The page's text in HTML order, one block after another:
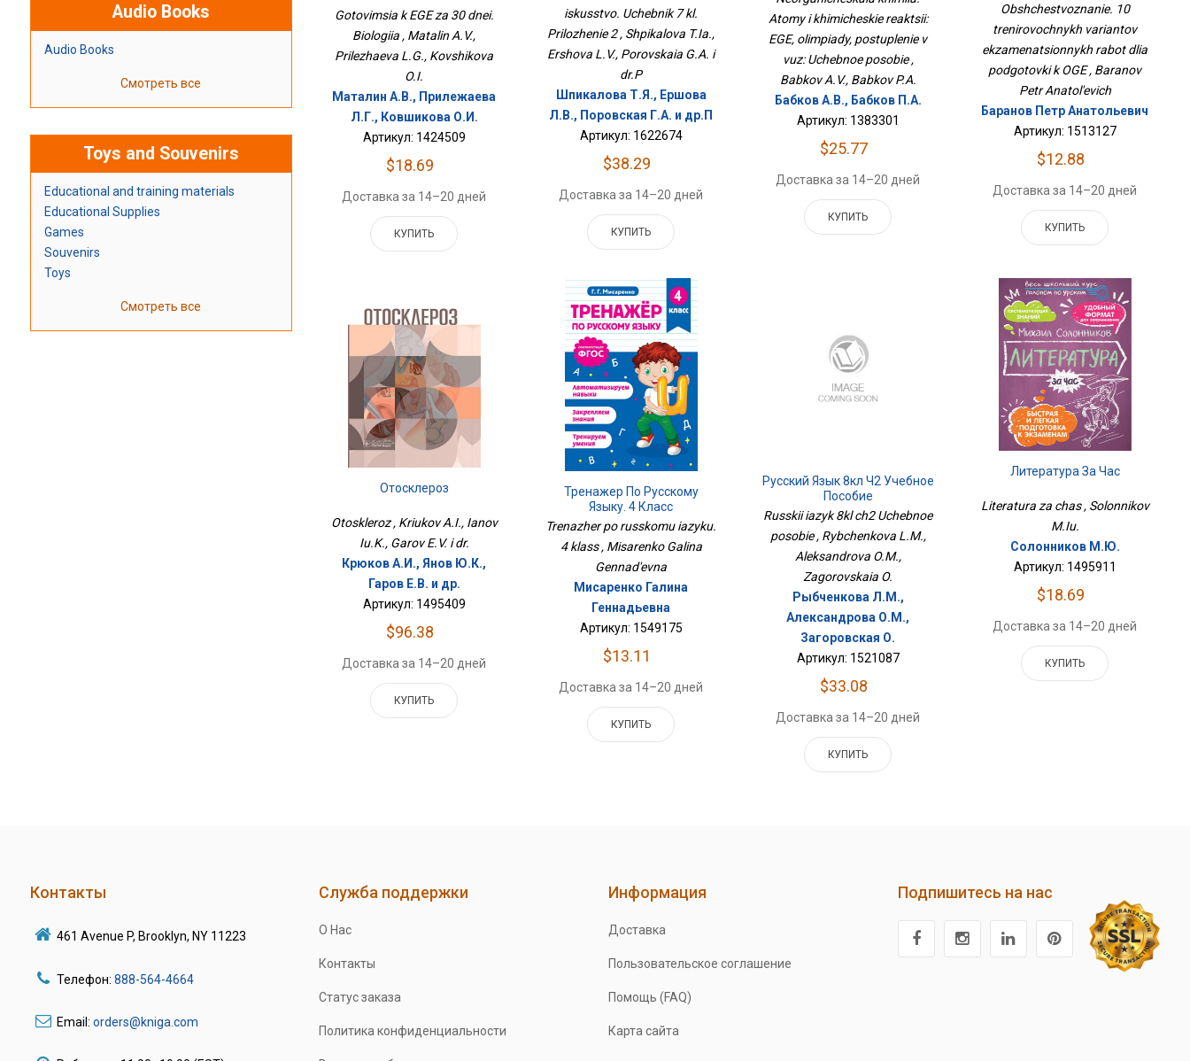
Audio Books
Audio Books
Смотреть все
Toys and Souvenirs
Educational and training materials
Educational Supplies
Games
Souvenirs
Toys
Смотреть все
Gotovimsia k EGE za 30 dnei.
Biologiia , Matalin A.V.,
Prilezhaeva L.G., Kovshikova
O.I.
Маталин А.В., Прилежаева
Л.Г., Ковшикова О.И.
Артикул: 1424509
$18.69
Доставка за 14–20 дней
КУПИТЬ
iskusstvo. Uchebnik 7 kl.
Prilozhenie 2 , Shpikalova T.Ia.,
Ershova L.V., Porovskaia G.A. i
dr.P
Шпикалова Т.Я., Ершова
Л.В., Поровская Г.А. и др.П
Артикул: 1622674
$38.29
Доставка за 14–20 дней
КУПИТЬ
Поступление В Вуз: Учебное
Пособие
Atomy i khimicheskie reaktsii:
EGE, olimpiady, postuplenie v
vuz: Uchebnoe posobie ,
Babkov A.V., Babkov P.A.
Бабков А.В., Бабков П.А.
Артикул: 1383301
$25.77
Доставка за 14–20 дней
КУПИТЬ
Для Подготовки К ОГЭ
Obshchestvoznanie. 10
trenirovochnykh variantov
ekzamenatsionnykh rabot dlia
podgotovki k OGE , Baranov
Petr Anatol'evich
Баранов Петр Анатольевич
Артикул: 1513127
$12.88
Доставка за 14–20 дней
КУПИТЬ
Отосклероз
Otoskleroz , Kriukov A.I., Ianov
Iu.K., Garov E.V. i dr.
Крюков А.И., Янов Ю.К.,
Гаров Е.В. и др.
Артикул: 1495409
$96.38
Доставка за 14–20 дней
КУПИТЬ
Тренажер По Русскому
Языку. 4 Класс
Trenazher po russkomu iazyku.
4 klass , Misarenko Galina
Gennad'evna
Мисаренко Галина
Геннадьевна
Артикул: 1549175
$13.11
Доставка за 14–20 дней
КУПИТЬ
Русский Язык 8кл Ч2 Учебное
Пособие
Russkii iazyk 8kl ch2 Uchebnoe
posobie , Rybchenkova L.M.,
Aleksandrova O.M.,
Zagorovskaia O.
Рыбченкова Л.М.,
Александрова О.М.,
Загоровская О.
Артикул: 1521087
$33.08
Доставка за 14–20 дней
КУПИТЬ
Литература За Час
Literatura za chas , Solonnikov
M.Iu.
Солонников М.Ю.
Артикул: 1495911
$18.69
Доставка за 14–20 дней
КУПИТЬ
Контакты
461 Avenue P, Brooklyn, NY 11223
Телефон: 888-564-4664
Email: orders@kniga.com
Служба поддержки
О Нас
Контакты
Статус заказа
Политика конфиденциальности
Информация
Доставка
Пользовательское соглашение
Помощь (FAQ)
Карта сайта
Подпишитесь на нас